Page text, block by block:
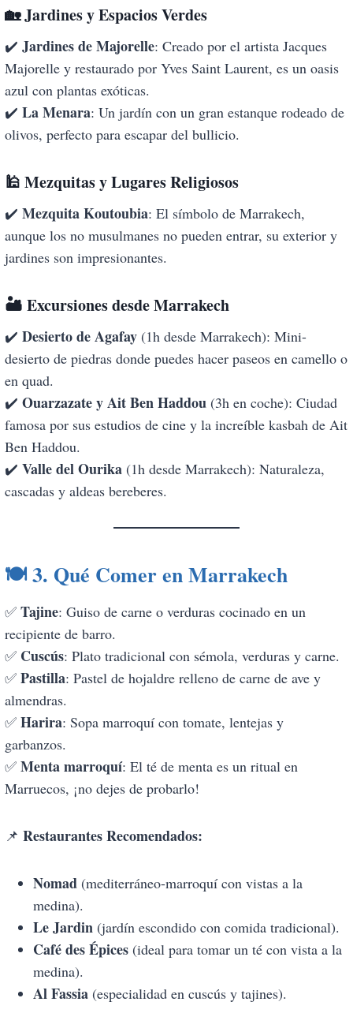
🏡Jardines y Espacios Verdes
✔️Jardines de Majorelle: Creado por el artista Jacques
Majorelle y restaurado por Yves Saint Laurent, es un oasis
azul con plantas exóticas.
✔️La Menara: Un jardín con un gran estanque rodeado de
olivos, perfecto para escapar del bullicio.
🕌Mezquitas y Lugares Religiosos
✔️Mezquita Koutoubia: El símbolo de Marrakech,
aunque los no musulmanes no pueden entrar, su exterior y
jardines son impresionantes.
🏜️Excursiones desde Marrakech
✔️Desierto de Agafay (1h desde Marrakech): Mini-
desierto de piedras donde puedes hacer paseos en camello o
en quad.
✔️Ouarzazate y Ait Ben Haddou (3h en coche): Ciudad
famosa por sus estudios de cine y la increíble kasbah de Ait
Ben Haddou.
✔️Valle del Ourika (1h desde Marrakech): Naturaleza,
cascadas y aldeas bereberes.
🍽️3. Qué Comer en Marrakech
✅Tajine: Guiso de carne o verduras cocinado en un
recipiente de barro.
✅ Cuscús: Plato tradicional con sémola, verduras y carne.
✅Pastilla: Pastel de hojaldre relleno de carne de ave y
almendras.
✅Harira: Sopa marroquí con tomate, lentejas y
garbanzos.
✅Menta marroquí: El té de menta es un ritual en
Marruecos, ¡no dejes de probarlo!
📌Restaurantes Recomendados:
Nomad (mediterráneo-marroquí con vistas a la
medina).
Le Jardin (jardín escondido con comida tradicional).
Café des Épices (ideal para tomar un té con vista a la
medina).
Al Fassia (especialidad en cuscús y tajines).